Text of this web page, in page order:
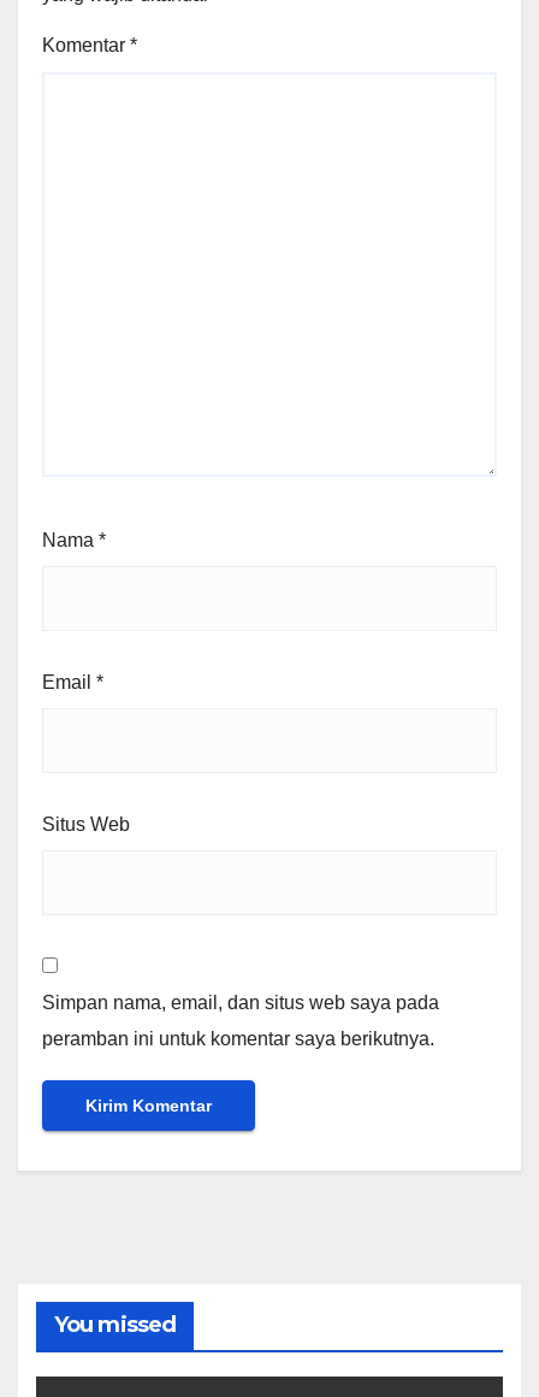
Komentar *
Nama *
Email *
Situs Web
Simpan nama, email, dan situs web saya pada
peramban ini untuk komentar saya berikutnya.
You missed